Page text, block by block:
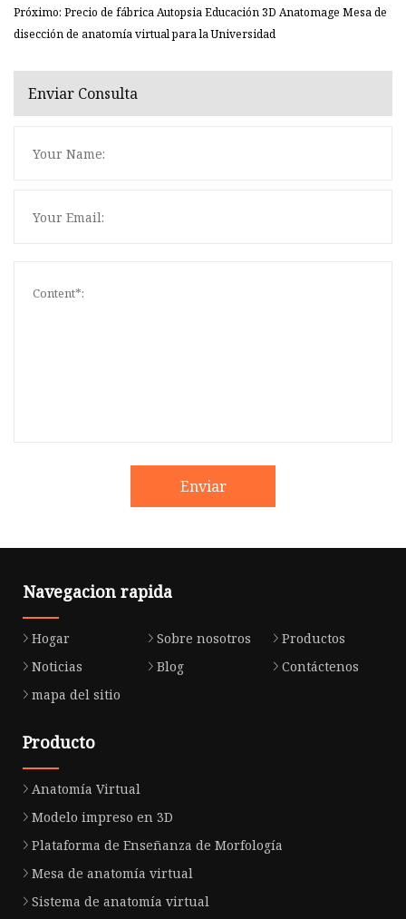
Próximo: Precio de fábrica Autopsia Educación 3D Anatomage Mesa de
disección de anatomía virtual para la Universidad
Enviar Consulta
Enviar
Navegacion rapida
Hogar Sobre nosotros
Productos
Noticias
Blog
Contáctenos
mapa del sitio
Producto
Anatomía Virtual
Modelo impreso en 3D
Plataforma de Enseñanza de Morfología
Mesa de anatomía virtual
Sistema de anatomía virtual